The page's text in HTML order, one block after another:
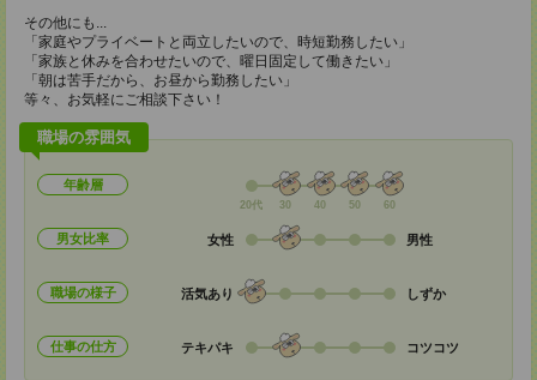
その他にも...
「家庭やプライベートと両立したいので、時短勤務したい」
「家族と休みを合わせたいので、曜日固定して働きたい」
「朝は苦手だから、お昼から勤務したい」
等々、お気軽にご相談下さい！
職場の雰囲気
年齢層
20代 30 40 50 60
男女比率 女性 男性
職場の様子 活気あり しずか
仕事の仕方 テキパキ コツコツ